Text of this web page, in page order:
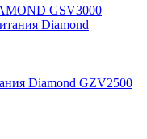
GSV3000
Diamond GZV2500